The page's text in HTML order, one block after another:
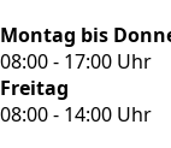
Montag bis
08:00 - 17:00 Uhr
Freitag
08:00 - 14:00 Uhr